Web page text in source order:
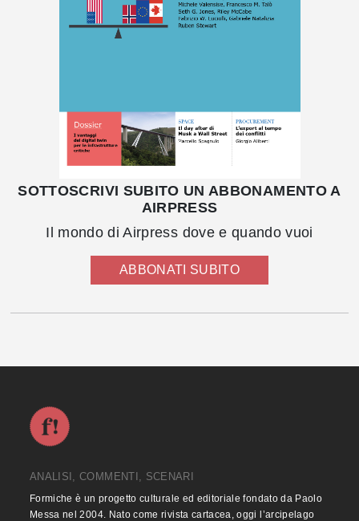
SOTTOSCRIVI SUBITO UN ABBONAMENTO A
AIRPRESS
Il mondo di Airpress dove e quando vuoi
ABBONATI SUBITO
ANALISI, COMMENTI, SCENARI
Formiche è un progetto culturale ed editoriale fondato da Paolo
Messa nel 2004. Nato come rivista cartacea, oggi l’arcipelago